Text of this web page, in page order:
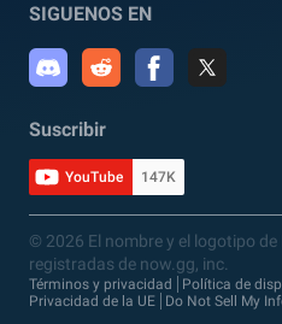
SIGUENOS EN
Suscribir
YouTube 147K
© 2026 El nombre y el logotipo
registradas de now.gg, inc.
Términos y privacidad
Política de
Privacidad de la UE
Do Not Sell My